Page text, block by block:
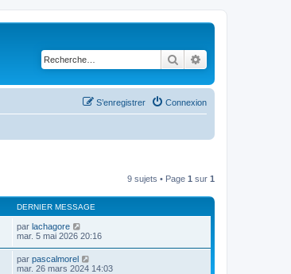
Rechercher
Connexion
S’enregistrer
9 sujets • Page 1 sur 1
DERNIER MESSAGE
par lachagore
mar. 5 mai 2026 20:16
par pascalmorel
mar. 26 mars 2024 14:03